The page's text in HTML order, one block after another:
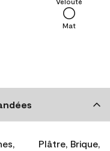
Mat
Plâtre, Brique,